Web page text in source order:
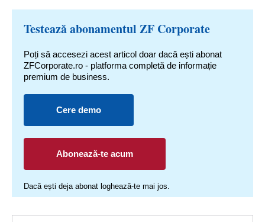
Testează abonamentul ZF Corporate
Poți să accesezi acest articol doar dacă ești abonat
ZFCorporate.ro - platforma completă de informație
premium de business.
Cere demo
Abonează-te acum
Dacă ești deja abonat loghează-te mai jos.